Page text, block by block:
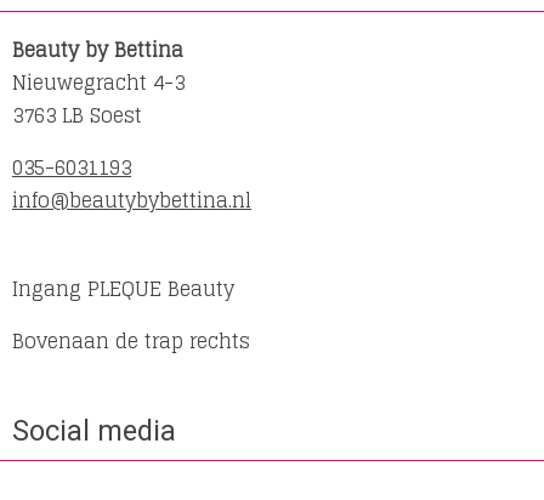
Beauty by Bettina
Nieuwegracht 4-3
3763 LB Soest
035-6031193
info@beautybybettina.nl
Ingang PLEQUE Beauty
Bovenaan de trap rechts
Social media